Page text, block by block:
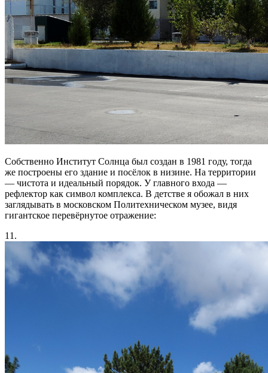
Собственно Институт Солнца был создан в 1981 году, тогда
же построены его здание и посёлок в низине. На территории
— чистота и идеальный порядок. У главного входа —
рефлектор как символ комплекса. В детстве я обожал в них
заглядывать в московском Политехническом музее, видя
гигантское перевёрнутое отражение:
11.